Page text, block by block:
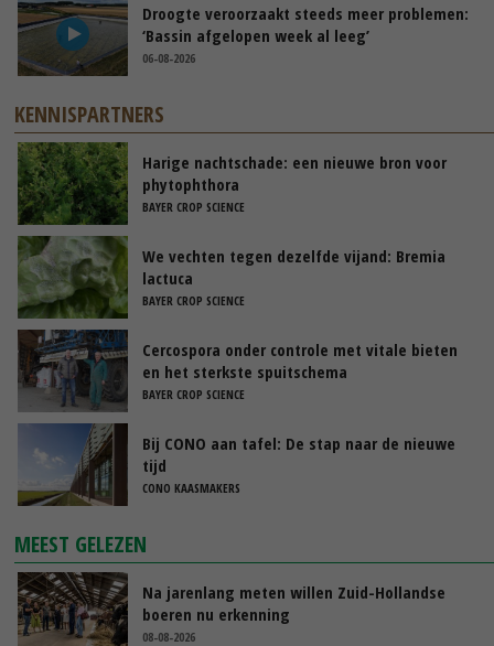
Droogte veroorzaakt steeds meer problemen:
‘Bassin afgelopen week al leeg’
06-08-2026
KENNISPARTNERS
Harige nachtschade: een nieuwe bron voor
phytophthora
BAYER CROP SCIENCE
We vechten tegen dezelfde vijand: Bremia
lactuca
BAYER CROP SCIENCE
Cercospora onder controle met vitale bieten
en het sterkste spuitschema
BAYER CROP SCIENCE
Bij CONO aan tafel: De stap naar de nieuwe
tijd
CONO KAASMAKERS
MEEST GELEZEN
Na jarenlang meten willen Zuid-Hollandse
boeren nu erkenning
08-08-2026